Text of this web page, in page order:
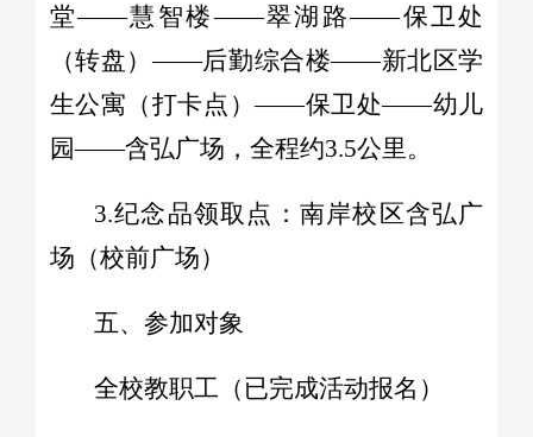
堂——慧智楼——翠湖路——保卫处
（转盘）——后勤综合楼——新北区学
生公寓（打卡点）——保卫处——幼儿
园——含弘广场，全程约3.5公里。
3.纪念品领取点：南岸校区含弘广
场（校前广场）
五、参加对象
全校教职工（已完成活动报名）